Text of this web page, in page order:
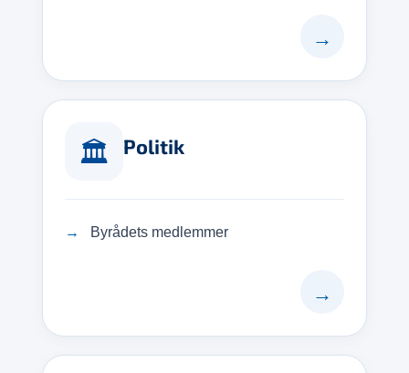
→
🏛️ Politik
Byrådets medlemmer
→